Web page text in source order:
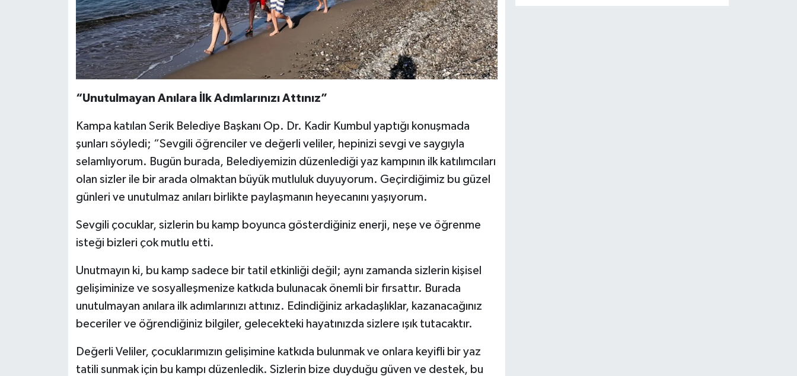
“Unutulmayan Anılara İlk Adımlarınızı Attınız”
Kampa katılan Serik Belediye Başkanı Op. Dr. Kadir Kumbul yaptığı konuşmada
şunları söyledi; “Sevgili öğrenciler ve değerli veliler, hepinizi sevgi ve saygıyla
selamlıyorum. Bugün burada, Belediyemizin düzenlediği yaz kampının ilk katılımcıları
olan sizler ile bir arada olmaktan büyük mutluluk duyuyorum. Geçirdiğimiz bu güzel
günleri ve unutulmaz anıları birlikte paylaşmanın heyecanını yaşıyorum.
Sevgili çocuklar, sizlerin bu kamp boyunca gösterdiğiniz enerji, neşe ve öğrenme
isteği bizleri çok mutlu etti.
Unutmayın ki, bu kamp sadece bir tatil etkinliği değil; aynı zamanda sizlerin kişisel
gelişiminize ve sosyalleşmenize katkıda bulunacak önemli bir fırsattır. Burada
unutulmayan anılara ilk adımlarınızı attınız. Edindiğiniz arkadaşlıklar, kazanacağınız
beceriler ve öğrendiğiniz bilgiler, gelecekteki hayatınızda sizlere ışık tutacaktır.
Değerli Veliler, çocuklarımızın gelişimine katkıda bulunmak ve onlara keyifli bir yaz
tatili sunmak için bu kampı düzenledik. Sizlerin bize duyduğu güven ve destek, bu